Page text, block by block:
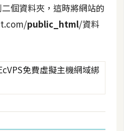
個資料夾，這時將網站的
public_html/資料